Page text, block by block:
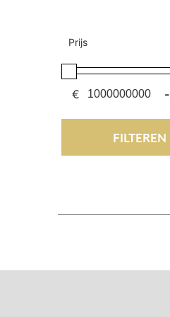
Prijs
€ -
FILTEREN